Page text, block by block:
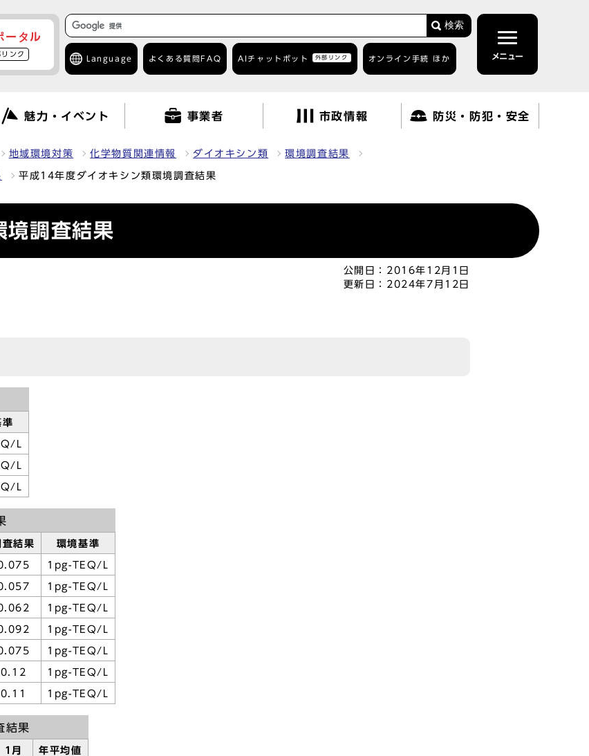
ータル
ンク
検索
Language よくある質問 FAQ AIチャットボット 外部リンク オンライン手続 ほか メニュー
魅力・イベント 事業者 市政情報 防災・防犯・安全
地域環境対策 化学物質関連情報 ダイオキシン類 環境調査結果
平成14年度ダイオキシン類環境調査結果
境調査結果
公開日： 2016年12月1日
更新日： 2024年7月12日
準
L
L
L
査結果 環境基準
1pg-TEQ/L
1pg-TEQ/L
1pg-TEQ/L
1pg-TEQ/L
1pg-TEQ/L
0.12 1pg-TEQ/L
0.11 1pg-TEQ/L
結果
1月 年平均値